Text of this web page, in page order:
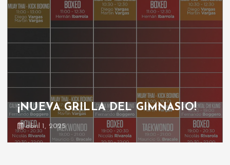
¡NUEVA GRILLA DEL GIMNASIO!
abril 1, 2025